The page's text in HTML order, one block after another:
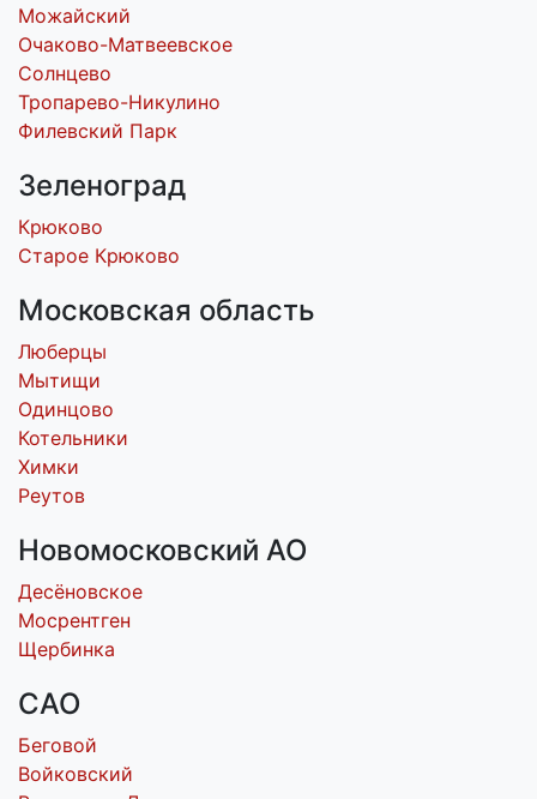
Можайский
Очаково-Матвеевское
Солнцево
Тропарево-Никулино
Филевский Парк
Зеленоград
Крюково
Старое Крюково
Московская область
Люберцы
Мытищи
Одинцово
Котельники
Химки
Реутов
Новомосковский АО
Десёновское
Мосрентген
Щербинка
САО
Беговой
Войковский